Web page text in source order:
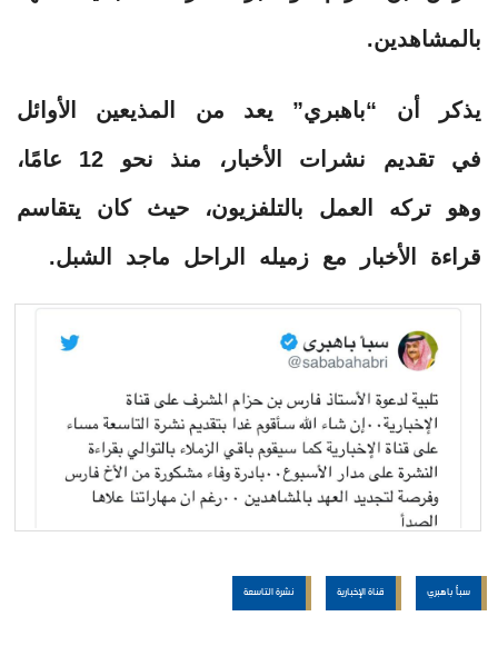
بالمشاهدين.
يذكر أن “باهبري” يعد من المذيعين الأوائل
في تقديم نشرات الأخبار، منذ نحو 12 عامًا،
وهو تركه العمل بالتلفزيون، حيث كان يتقاسم
قراءة الأخبار مع زميله الراحل ماجد الشبل.
سبأ باهبري قناة الإخبارية نشرة التاسعة